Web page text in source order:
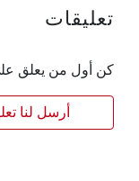
تعليقات
كن أول من يعلق
أرسل لنا